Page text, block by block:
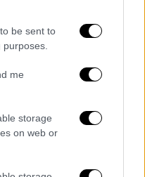
be sent to
me
storage
on web or
δώσει ποτέ
. «Ήταν τόσο
του μιλούσες,
Κάποιες φορές
με
έπινε καμιά
ποτέ δε
στο χωριό.
πήγαινε